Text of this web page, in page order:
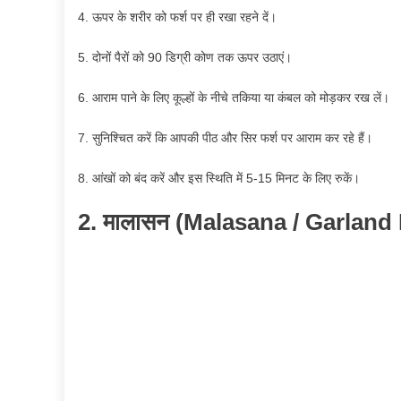
4. ऊपर के शरीर को फर्श पर ही रखा रहने दें।
5. दोनों पैरों को 90 डिग्री कोण तक ऊपर उठाएं।
6. आराम पाने के लिए कूल्हों के नीचे तकिया या कंबल को मोड़कर रख लें।
7. सुनिश्चित करें कि आपकी पीठ और सिर फर्श पर आराम कर रहे हैं।
8. आंखों को बंद करें और इस स्थिति में 5-15 मिनट के लिए रुकें।
2. मालासन (Malasana / Garland